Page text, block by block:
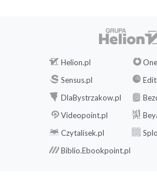
Helion.pl
Sensus.pl
DlaBystrzakow.pl
Videopoint.pl
Czytalisek.pl
Biblio.Ebookpoint.pl